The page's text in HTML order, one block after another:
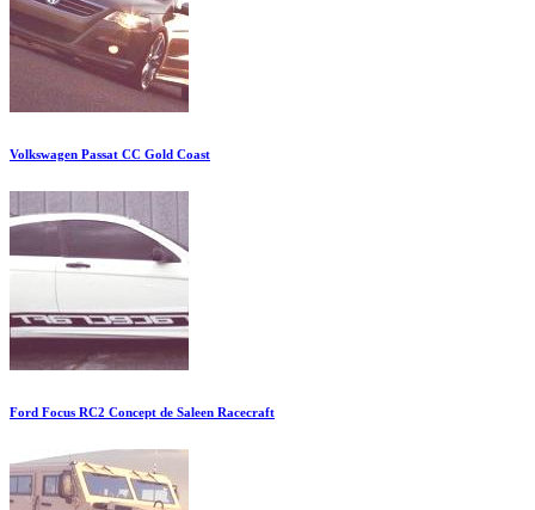
Volkswagen Passat CC Gold Coast
Ford Focus RC2 Concept de Saleen Racecraft